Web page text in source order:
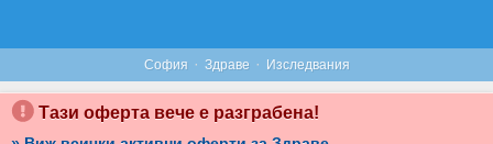
София · Здраве · Изследвания
Тази оферта вече е разграбена!